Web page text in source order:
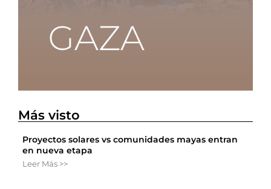
Más visto
Proyectos solares vs comunidades mayas entran
en nueva etapa
Leer Más >>